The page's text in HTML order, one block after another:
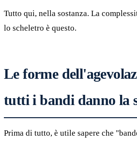
Tutto qui, nella sostanza. La
lo scheletro è questo.
Le forme
tutti i bandi danno la
Prima di tutto, è utile sapere che